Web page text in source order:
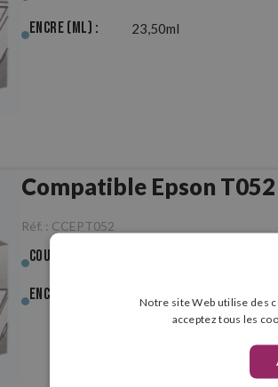
Encre (ml) : 23,50ml
Compatible Epson
Réf. : CCEPT052
Couleur :
Encre (ml) :
Notre site Web utilise des
acceptez tous les